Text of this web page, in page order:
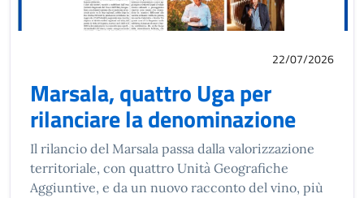
22/07/2026
Marsala, quattro Uga per
rilanciare la denominazione
Il rilancio del Marsala passa dalla valorizzazione
territoriale, con quattro Unità Geografiche
Aggiuntive, e da un nuovo racconto del vino, più